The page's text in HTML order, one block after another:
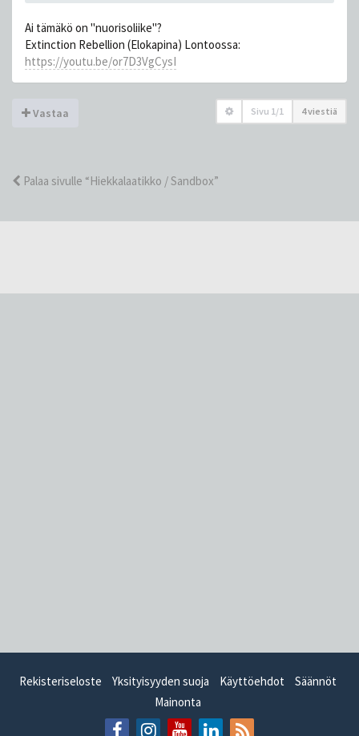
Ai tämäkö on "nuorisoliike"?
Extinction Rebellion (Elokapina) Lontoossa:
https://youtu.be/or7D3VgCysI
Vastaa Sivu 1 /1 4 viestiä
Palaa sivulle “Hiekkalaatikko / Sandbox”
Rekisteriseloste Yksityisyyden suoja Käyttöehdot
Säännöt
Mainonta